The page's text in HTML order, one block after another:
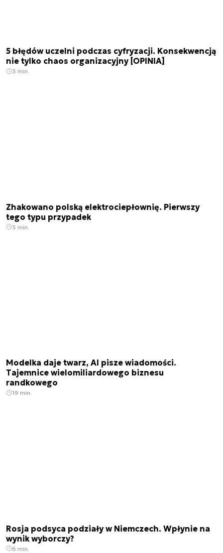
5 błędów uczelni podczas cyfryzacji. Konsekwencją
nie tylko chaos organizacyjny [OPINIA]
3 min.
Zhakowano polską elektrociepłownię. Pierwszy
tego typu przypadek
3 min.
Modelka daje twarz, AI pisze wiadomości.
Tajemnice wielomiliardowego biznesu
randkowego
19 min.
Rosja podsyca podziały w Niemczech. Wpłynie na
wynik wyborczy?
6 min.